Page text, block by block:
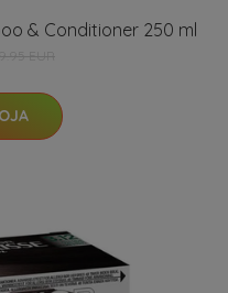
& Conditioner 250 ml